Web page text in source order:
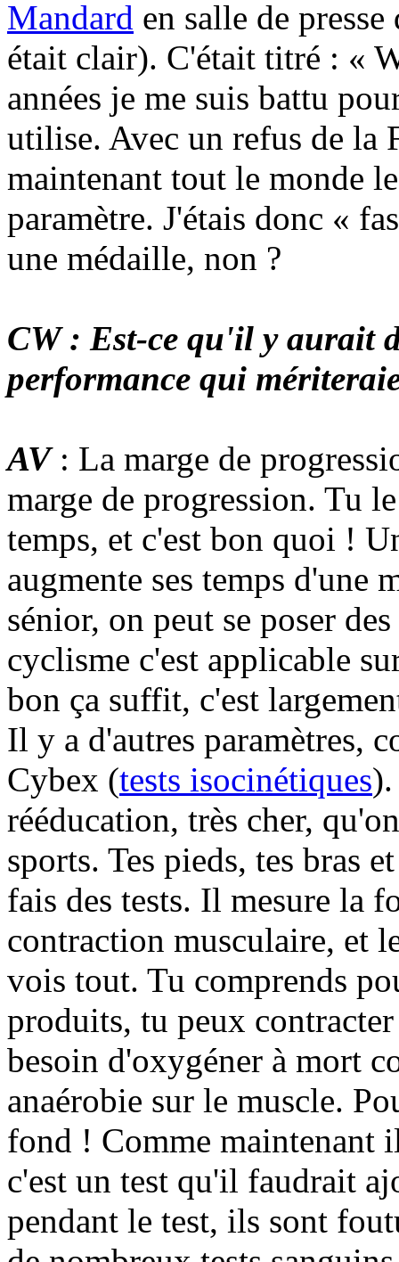
Mandard en salle de
était clair). C'était titré : «
années je me suis battu
utilise. Avec un refus de la
maintenant tout le monde
paramètre. J'étais donc «
une médaille, non ?
CW : Est-ce qu'il y aurait
performance qui
AV: La marge de
marge de progression. Tu
temps, et c'est bon quoi !
augmente ses temps d'une
sénior, on peut se poser
cyclisme c'est applicable
bon ça suffit, c'est
Il y a d'autres paramètres,
Cybex (tests isocinétiques
rééducation, très cher,
sports. Tes pieds, tes bras
fais des tests. Il mesure la
contraction musculaire, et
vois tout. Tu comprends
produits, tu peux
besoin d'oxygéner à mort
anaérobie sur le muscle.
fond ! Comme maintenant
c'est un test qu'il faudrait
pendant le test, ils sont